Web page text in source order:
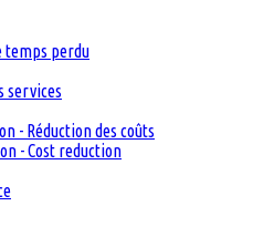
temps perdu
services
- Réduction des coûts
- Cost reduction